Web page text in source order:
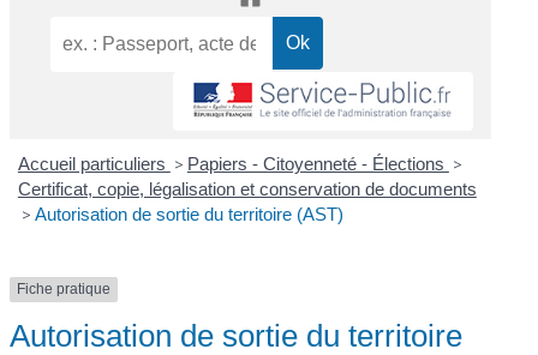
Accueil particuliers > Papiers - Citoyenneté - Élections >
Certificat, copie, légalisation et conservation de documents
> Autorisation de sortie du territoire (AST)
Fiche pratique
Autorisation de sortie du territoire